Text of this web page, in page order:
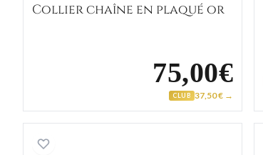
Collier chaîne en plaqué or
75,00€
CLUB 37,50 € →